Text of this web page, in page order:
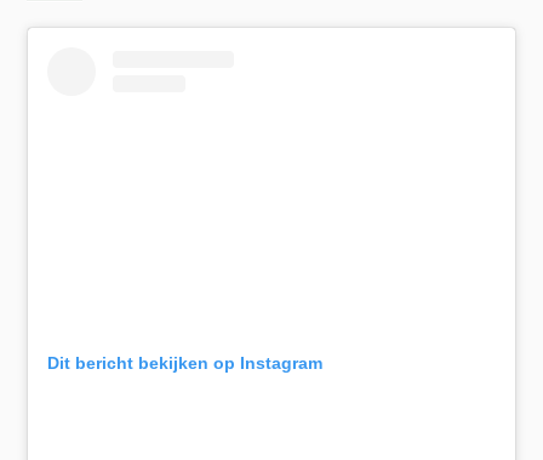
Dit bericht bekijken op Instagram